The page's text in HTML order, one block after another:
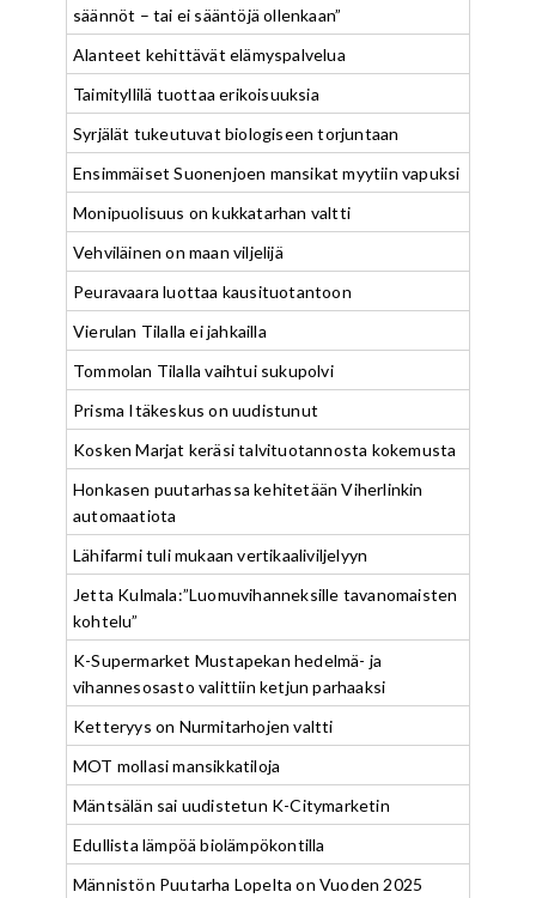
säännöt – tai ei sääntöjä ollenkaan”
Alanteet kehittävät elämyspalvelua
Taimityllilä tuottaa erikoisuuksia
Syrjälät tukeutuvat biologiseen torjuntaan
Ensimmäiset Suonenjoen mansikat myytiin vapuksi
Monipuolisuus on kukkatarhan valtti
Vehviläinen on maan viljelijä
Peuravaara luottaa kausituotantoon
Vierulan Tilalla ei jahkailla
Tommolan Tilalla vaihtui sukupolvi
Prisma Itäkeskus on uudistunut
Kosken Marjat keräsi talvituotannosta kokemusta
Honkasen puutarhassa kehitetään Viherlinkin
automaatiota
Lähifarmi tuli mukaan vertikaaliviljelyyn
Jetta Kulmala:”Luomuvihanneksille tavanomaisten
kohtelu”
K-Supermarket Mustapekan hedelmä- ja
vihannesosasto valittiin ketjun parhaaksi
Ketteryys on Nurmitarhojen valtti
MOT mollasi mansikkatiloja
Mäntsälän sai uudistetun K-Citymarketin
Edullista lämpöä biolämpökontilla
Männistön Puutarha Lopelta on Vuoden 2025